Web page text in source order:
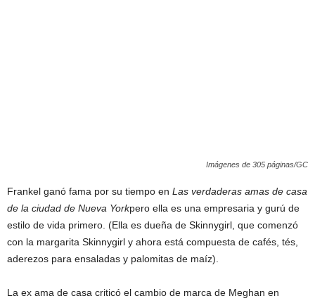
Imágenes de 305 páginas/GC
Frankel ganó fama por su tiempo en Las verdaderas amas de casa
de la ciudad de Nueva Yorkpero ella es una empresaria y gurú de
estilo de vida primero. (Ella es dueña de Skinnygirl, que comenzó
con la margarita Skinnygirl y ahora está compuesta de cafés, tés,
aderezos para ensaladas y palomitas de maíz).
La ex ama de casa criticó el cambio de marca de Meghan en